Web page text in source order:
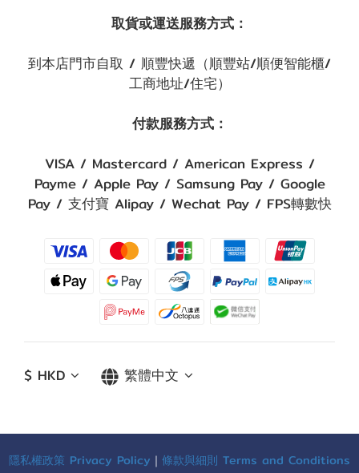
取貨或運送服務方式：
到本店門市自取 / 順豐快遞（順豐站/順便智能櫃/
工商地址/住宅）
付款服務方式：
VISA / Mastercard / American Express /
Payme / Apple Pay / Samsung Pay / Google
Pay / 支付寶 Alipay / Wechat Pay / FPS轉數快
$ HKD 繁體中文
隱私權政策 Privacy Policy ｜ 條款與細則 Terms and Conditions